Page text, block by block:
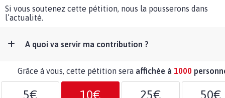
Si vous soutenez cette pétition, nous la pousserons dans
l’actualité.
A quoi va servir ma contribution ?
Grâce à vous, cette pétition sera affichée à 1000
5€ 10€ 25€ 50€